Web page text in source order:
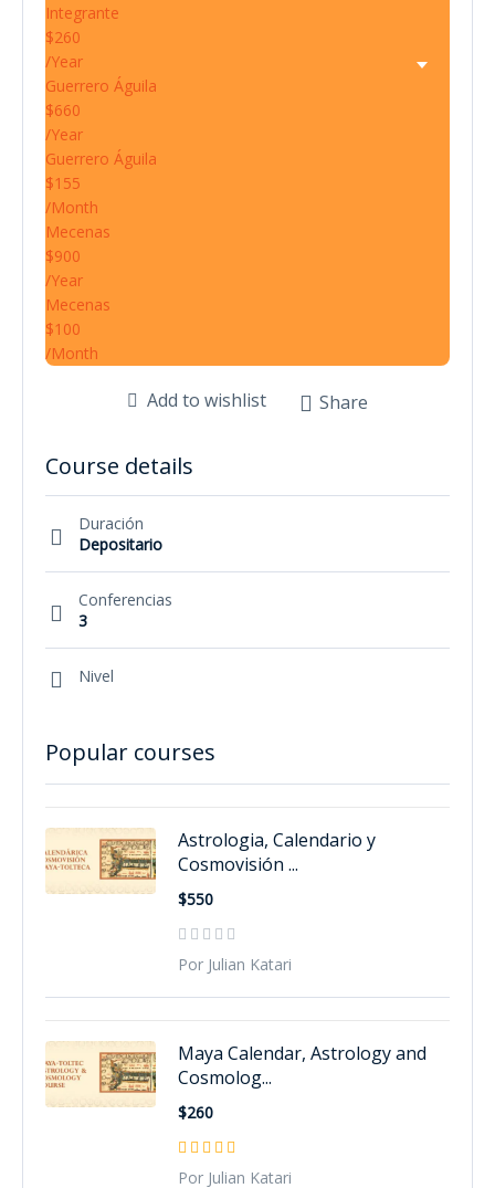
Integrante
$260
/Year
Guerrero Águila
$660
/Year
Guerrero Águila
$155
/Month
Mecenas
$900
/Year
Mecenas
$100
/Month
Add to wishlist Share
Course details
Duración
Depositario
Conferencias
3
Nivel
Popular courses
Astrologia, Calendario y
Cosmovisión ...
$550
Por Julian Katari
Maya Calendar, Astrology and
Cosmolog...
$260
Por Julian Katari